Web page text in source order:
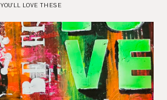
YOU'LL LOVE THESE